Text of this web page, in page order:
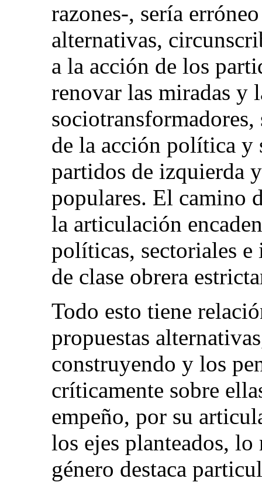
razones-, sería
alternativas,
a la acción de los
renovar las miradas y
sociotransformadores,
de la acción política y
partidos de izquierda
populares. El camino
la articulación
políticas, sectoriales e
de clase obrera
Todo esto tiene
propuestas
construyendo y los
críticamente sobre
empeño, por su
los ejes planteados, lo
género destaca